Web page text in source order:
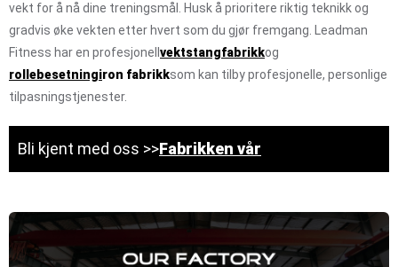
vekt for å nå dine treningsmål. Husk å prioritere riktig teknikk og
gradvis øke vekten etter hvert som du gjør fremgang. Leadman
Fitness har en profesjonell vektstangfabrikkog
rollebesetningiron fabrikksom kan tilby profesjonelle, personlige
tilpasningstjenester.
Bli kjent med oss >>Fabrikken vår